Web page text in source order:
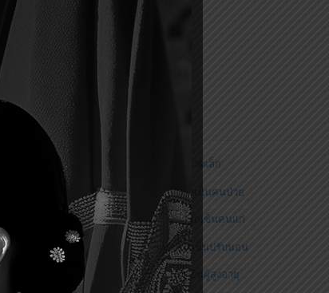
PRODUCT TAGS
รถเข็นขนาดเล็ก
รถเข็นคนชรา รถเข็นคนป่วย
รถเข็นคนพิการ รถเข็นคนแก่
รถเข็นนั่งถ่าย รถเข็นปรับนอน
รถเข็นผู้ป่วย รถเข็นผู้สูงอายุ